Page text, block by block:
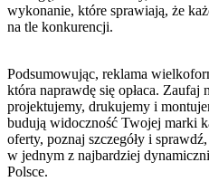
wykonanie, które sprawiają, że
na tle konkurencji.
Podsumowując, reklama
która naprawdę się opłaca. Zaufaj
projektujemy, drukujemy i
budują widoczność Twojej marki
oferty, poznaj szczegóły i
w jednym z najbardziej
Polsce.